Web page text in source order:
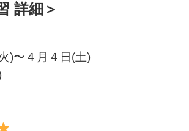
詳細＞
)〜４月４日(土)